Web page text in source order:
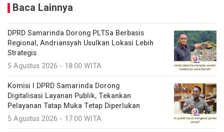
Baca Lainnya
DPRD Samarinda Dorong PLTSa Berbasis
Regional, Andriansyah Usulkan Lokasi Lebih
Strategis
5 Agustus 2026 - 18:00 WITA
Komisi I DPRD Samarinda Dorong
Digitalisasi Layanan Publik, Tekankan
Pelayanan Tatap Muka Tetap Diperlukan
5 Agustus 2026 - 17:00 WITA